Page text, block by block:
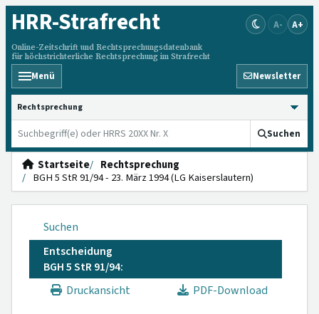
HRR-Strafrecht
Online-Zeitschrift und Rechtsprechungsdatenbank
für höchstrichterliche Rechtsprechung im Strafrecht
A- A+
Menü Newsletter
HRRS durchsuchen
Suchen
Startseite
Rechtsprechung
BGH 5 StR 91/94 - 23. März 1994 (LG Kaiserslautern)
Suchen
Entscheidung
BGH 5 StR 91/94:
Druckansicht
PDF-Download